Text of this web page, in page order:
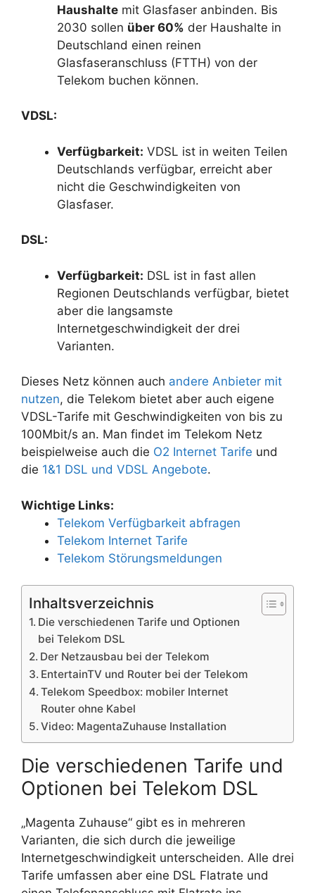
Haushalte mit Glasfaser anbinden. Bis
2030 sollen über 60% der Haushalte in
Deutschland einen reinen
Glasfaseranschluss (FTTH) von der
Telekom buchen können.
VDSL:
Verfügbarkeit: VDSL ist in weiten Teilen
Deutschlands verfügbar, erreicht aber
nicht die Geschwindigkeiten von
Glasfaser.
DSL:
Verfügbarkeit: DSL ist in fast allen
Regionen Deutschlands verfügbar, bietet
aber die langsamste
Internetgeschwindigkeit der drei
Varianten.
Dieses Netz können auch andere Anbieter mit
nutzen, die Telekom bietet aber auch eigene
VDSL-Tarife mit Geschwindigkeiten von bis zu
100Mbit/s an. Man findet im Telekom Netz
beispielweise auch die O2 Internet Tarife und
die 1&1 DSL und VDSL Angebote.
Wichtige Links:
Telekom Verfügbarkeit abfragen
Telekom Internet Tarife
Telekom Störungsmeldungen
Inhaltsverzeichnis
Die verschiedenen Tarife und Optionen
bei Telekom DSL
Der Netzausbau bei der Telekom
EntertainTV und Router bei der Telekom
Telekom Speedbox: mobiler Internet
Router ohne Kabel
Video: MagentaZuhause Installation
Die verschiedenen Tarife und
Optionen bei Telekom DSL
„Magenta Zuhause“ gibt es in mehreren
Varianten, die sich durch die jeweilige
Internetgeschwindigkeit unterscheiden. Alle drei
Tarife umfassen aber eine DSL Flatrate und